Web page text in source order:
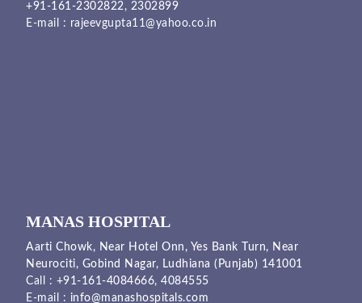
+91-161-2302822, 2302899
E-mail : rajeevgupta11@yahoo.co.in
MANAS HOSPITAL
Aarti Chowk, Near Hotel Onn, Yes Bank Turn, Near
Neurociti, Gobind Nagar, Ludhiana (Punjab) 141001
Call : +91-161-4084666, 4084555
E-mail : info@manashospitals.com